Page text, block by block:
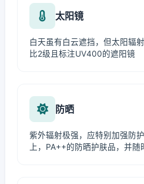
太阳镜
白天虽有白云遮挡，但太阳辐
比2级且标注UV400的遮阳镜
防晒
紫外辐射极强，应特别加强防
上，PA++的防晒护肤品，并随